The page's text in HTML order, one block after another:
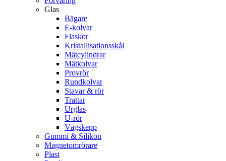
Glas
Bägare
E-kolvar
Flaskor
Kristallisationsskål
Mätcylindrar
Mätkolvar
Provrör
Rundkolvar
Stavar & rör
Trattar
Urglas
U-rör
Vågskepp
Gummi & Silikon
Magnetomrörare
Plast